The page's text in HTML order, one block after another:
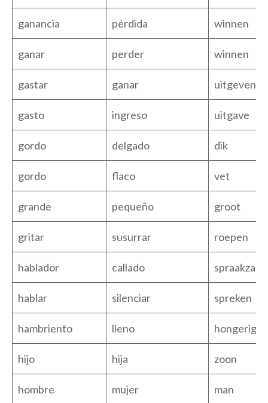
ganancia pérdida winnen
ganar perder winnen
gastar ganar uitgeven
gasto ingreso uitgave
gordo delgado dik
gordo flaco vet
grande pequeño groot
gritar susurrar roepen
hablador callado
hablar silenciar spreken
hambriento lleno hongerig
hijo hija zoon
hombre mujer man